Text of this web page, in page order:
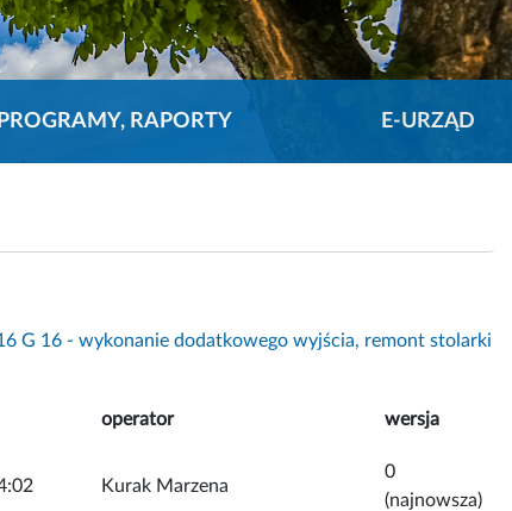
RAPORTY E-URZĄD
G 16 - wykonanie dodatkowego wyjścia, remont stolarki
operator wersja
Kurak Marzena
0
(najnowsza)